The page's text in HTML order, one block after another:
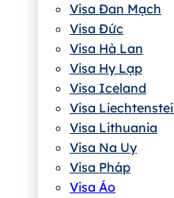
Visa Đan Mạch
Visa Đức
Visa Hà Lan
Visa Hy Lạp
Visa Iceland
Visa
Visa Lithuania
Visa Na Uy
Visa Pháp
Visa Áo